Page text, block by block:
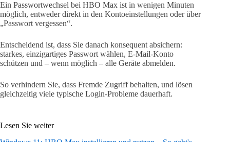
Ein Passwortwechsel bei HBO Max ist in wenigen Minuten
möglich, entweder direkt in den Kontoeinstellungen oder über
„Passwort vergessen“.
Entscheidend ist, dass Sie danach konsequent absichern:
starkes, einzigartiges Passwort wählen, E-Mail-Konto
schützen und – wenn möglich – alle Geräte abmelden.
So verhindern Sie, dass Fremde Zugriff behalten, und lösen
gleichzeitig viele typische Login-Probleme dauerhaft.
Lesen Sie weiter